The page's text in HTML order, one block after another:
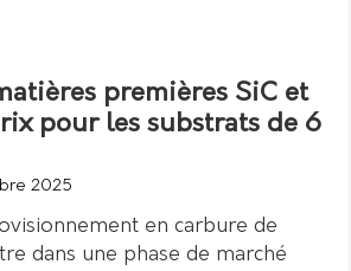
premières SiC et
pour les substrats de 6
2025
en carbure de
dans une phase de marché